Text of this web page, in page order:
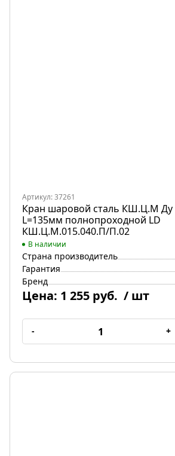
Артикул: 37261
Кран шаровой сталь КШ.Ц.М Ду
L=135мм полнопроходной LD
КШ.Ц.М.015.040.П/П.02
В наличии
Страна производитель
Гарантия
Бренд
Цена: 1 255 руб. / шт
- +